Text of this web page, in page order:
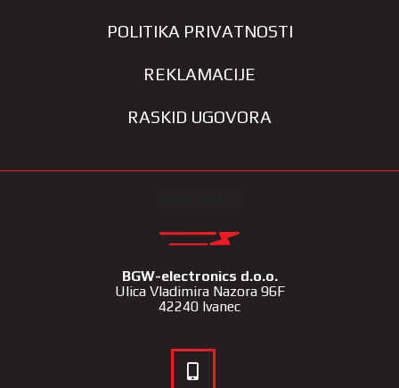
POLITIKA PRIVATNOSTI
REKLAMACIJE
RASKID UGOVORA
BGW-electronics d.o.o.
Ulica Vladimira Nazora 96F
42240 Ivanec